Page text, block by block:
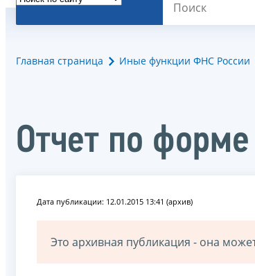
Главная страница Иные функции ФНС России
Oтчет по
Дата публикации: 12.01.2015 13:41 (архив)
Это архивная публикация - она